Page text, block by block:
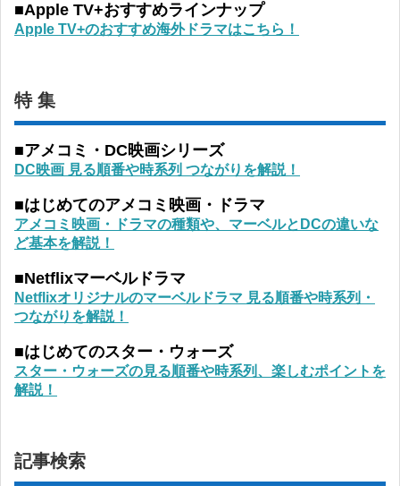
■Apple TV+おすすめラインナップ
Apple TV+のおすすめ海外ドラマはこちら！
特 集
■アメコミ・DC映画シリーズ
DC映画 見る順番や時系列 つながりを解説！
■はじめてのアメコミ映画・ドラマ
アメコミ映画・ドラマの種類や、マーベルとDCの違いな
ど基本を解説！
■Netflixマーベルドラマ
Netflixオリジナルのマーベルドラマ 見る順番や時系列・
つながりを解説！
■はじめてのスター・ウォーズ
スター・ウォーズの見る順番や時系列、楽しむポイントを
解説！
記事検索